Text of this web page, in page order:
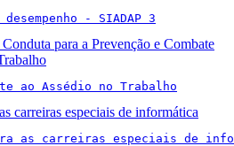
- SIADAP 3
para a Prevenção e Combate
ao Assédio no Trabalho
carreiras especiais de informática
as carreiras especiais de